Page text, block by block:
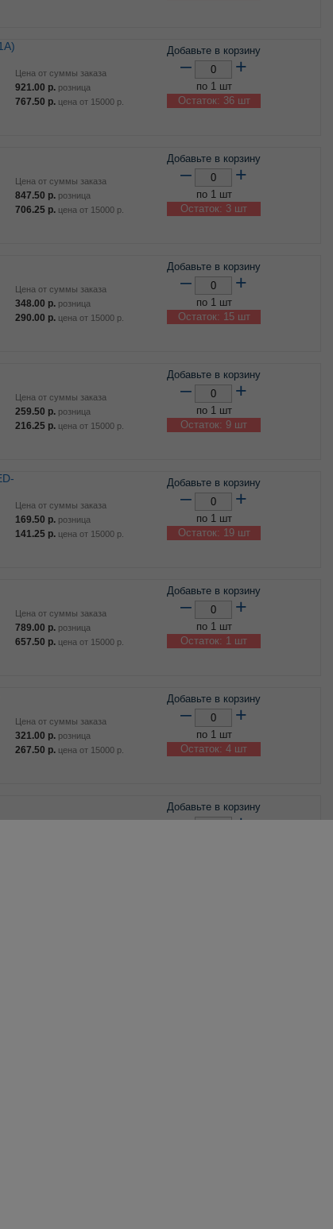
Цена от суммы заказа
921.00 р. розница
767.50 р. цена от 15000 р.
Добавьте в корзину
– +
по 1 шт
Остаток: 36 шт
Цена от суммы заказа
847.50 р. розница
706.25 р. цена от 15000 р.
Добавьте в корзину
– +
по 1 шт
Остаток: 3 шт
Цена от суммы заказа
348.00 р. розница
290.00 р. цена от 15000 р.
Добавьте в корзину
– +
по 1 шт
Остаток: 15 шт
Цена от суммы заказа
259.50 р. розница
216.25 р. цена от 15000 р.
Добавьте в корзину
– +
по 1 шт
Остаток: 9 шт
Цена от суммы заказа
169.50 р. розница
141.25 р. цена от 15000 р.
Добавьте в корзину
– +
по 1 шт
Остаток: 19 шт
Цена от суммы заказа
789.00 р. розница
657.50 р. цена от 15000 р.
Добавьте в корзину
– +
по 1 шт
Остаток: 1 шт
Цена от суммы заказа
321.00 р. розница
267.50 р. цена от 15000 р.
Добавьте в корзину
– +
по 1 шт
Остаток: 4 шт
Добавьте в корзину
– +